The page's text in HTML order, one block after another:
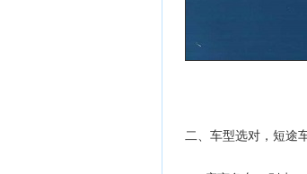
二、车型选对，短途